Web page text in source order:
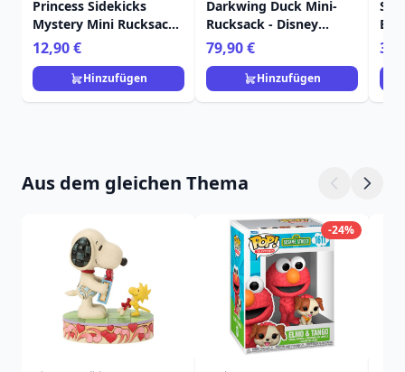
Princess Sidekicks
Mystery Mini Rucksack
Schlüsselanhänger
Charm - Disney
Loungefly
12,90 €
Hinzufügen
Darkwing Duck Mini-
Rucksack - Disney
Loungefly
79,90 €
Hinzufügen
Aus dem gleichen Thema
-24%